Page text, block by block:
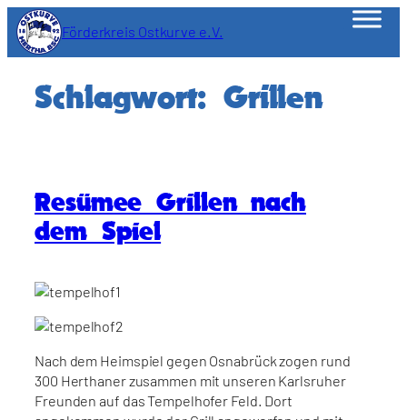
Zum
Inhalt
springen
Förderkreis Ostkurve e.V.
Schlagwort: Grillen
Resümee Grillen nach
dem Spiel
Nach dem Heimspiel gegen Osnabrück zogen rund
300 Herthaner zusammen mit unseren Karlsruher
Freunden auf das Tempelhofer Feld. Dort